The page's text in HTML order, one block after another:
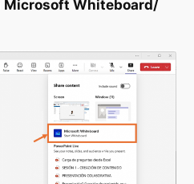
Microsoft Whiteboard/